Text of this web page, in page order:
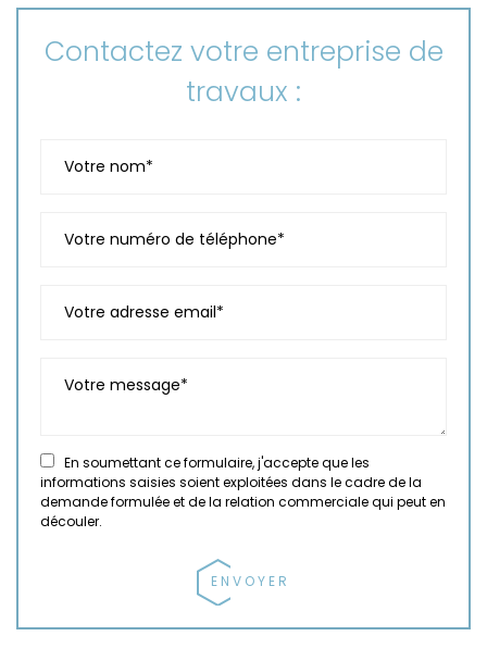
Contactez votre entreprise de
travaux :
En soumettant ce formulaire, j'accepte que les
informations saisies soient exploitées dans le cadre de la
demande formulée et de la relation commerciale qui peut en
découler.